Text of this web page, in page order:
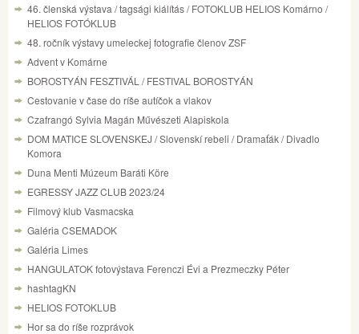
46. členská výstava / tagsági kiálítás / FOTOKLUB HELIOS Komárno /
HELIOS FOTÓKLUB
48. ročník výstavy umeleckej fotografie členov ZSF
Advent v Komárne
BOROSTYÁN FESZTIVÁL / FESTIVAL BOROSTYÁN
Cestovanie v čase do ríše autíčok a vlakov
Czafrangó Sylvia Magán Művészeti Alapiskola
DOM MATICE SLOVENSKEJ / Slovenskí rebeli / Dramaťák / Divadlo
Komora
Duna Menti Múzeum Baráti Köre
EGRESSY JAZZ CLUB 2023/24
Filmový klub Vasmacska
Galéria CSEMADOK
Galéria Limes
HANGULATOK fotovýstava Ferenczi Évi a Prezmeczky Péter
hashtagKN
HELIOS FOTOKLUB
Hor sa do ríše rozprávok